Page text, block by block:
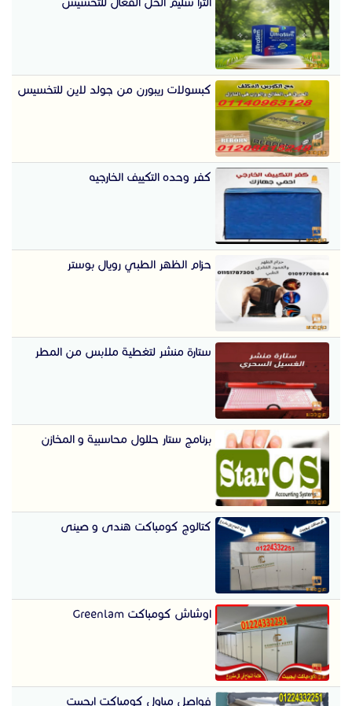
كبسولات ريبورن من جولد لاين للتخسيس
كفر وحده التكييف الخارجيه
حزام الظهر الطبي رويال بوستر
ستارة منشر لتغطية ملابس من المطر
برنامج ستار حللول محاسبية و المخازن
كتالوج كومباكت هندى و صينى
اوشاش كومباكت Greenlam
فواصل مباول كومباكت ايجيبت